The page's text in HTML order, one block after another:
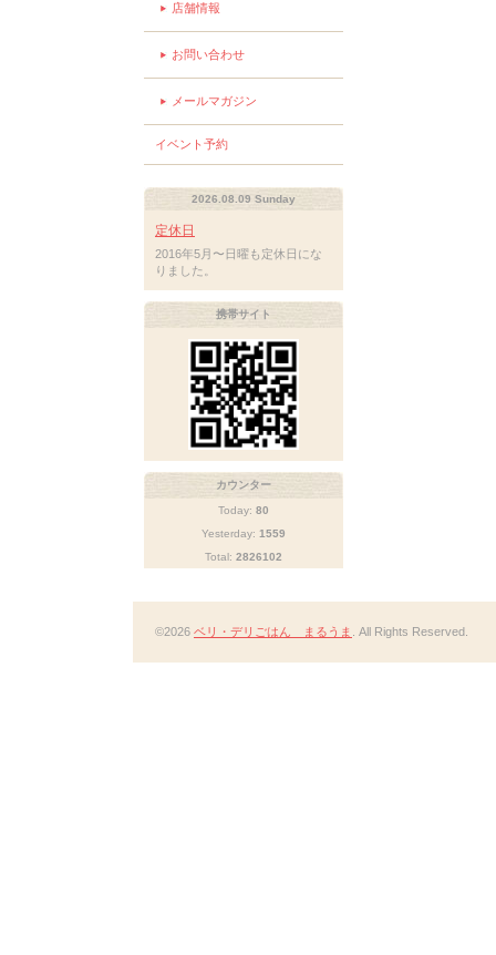
店舗情報
お問い合わせ
メールマガジン
イベント予約
2026.08.09 Sunday
定休日
2016年5月〜日曜も定休日にな
りました。
携帯サイト
カウンター
Today: 80
Yesterday: 1559
Total: 2826102
©2026 ベリ・デリごはん まるうま . All Rights Reserved.